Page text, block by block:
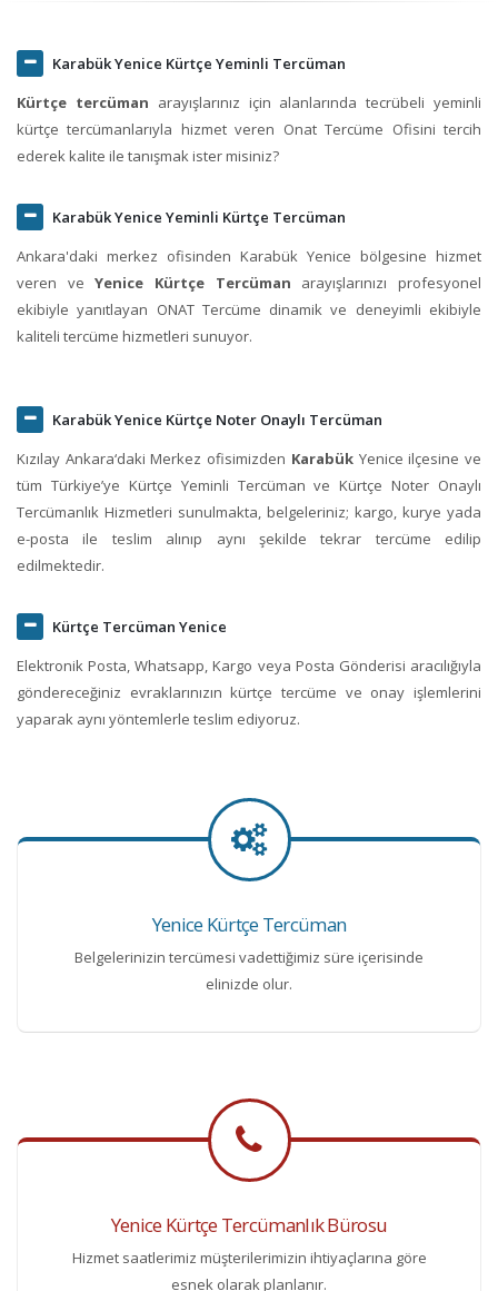
Karabük Yenice Kürtçe Yeminli Tercüman
Kürtçe tercüman arayışlarınız için alanlarında tecrübeli yeminli
kürtçe tercümanlarıyla hizmet veren Onat Tercüme Ofisini tercih
ederek kalite ile tanışmak ister misiniz?
Karabük Yenice Yeminli Kürtçe Tercüman
Ankara'daki merkez ofisinden Karabük Yenice bölgesine hizmet
veren veYenice Kürtçe Tercüman arayışlarınızı profesyonel
ekibiyle yanıtlayan ONAT Tercüme dinamik ve deneyimli ekibiyle
kaliteli tercüme hizmetleri sunuyor.
Karabük Yenice Kürtçe Noter Onaylı Tercüman
Kızılay Ankara‘daki Merkez ofisimizden KarabükYenice ilçesine ve
tüm Türkiye’ye Kürtçe Yeminli Tercüman ve Kürtçe Noter Onaylı
Tercümanlık Hizmetleri sunulmakta, belgeleriniz; kargo, kurye yada
e-posta ile teslim alınıp aynı şekilde tekrar tercüme edilip
edilmektedir.
Kürtçe Tercüman Yenice
Elektronik Posta, Whatsapp, Kargo veya Posta Gönderisi aracılığıyla
göndereceğiniz evraklarınızın kürtçe tercüme ve onay işlemlerini
yaparak aynı yöntemlerle teslim ediyoruz.
Yenice Kürtçe Tercüman
Belgelerinizin tercümesi vadettiğimiz süre içerisinde
elinizde olur.
Yenice Kürtçe Tercümanlık Bürosu
Hizmet saatlerimiz müşterilerimizin ihtiyaçlarına göre
esnek olarak planlanır.